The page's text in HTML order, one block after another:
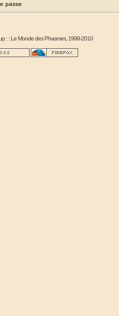
passe
: :Le Monde des Phasmes, 1999-2010